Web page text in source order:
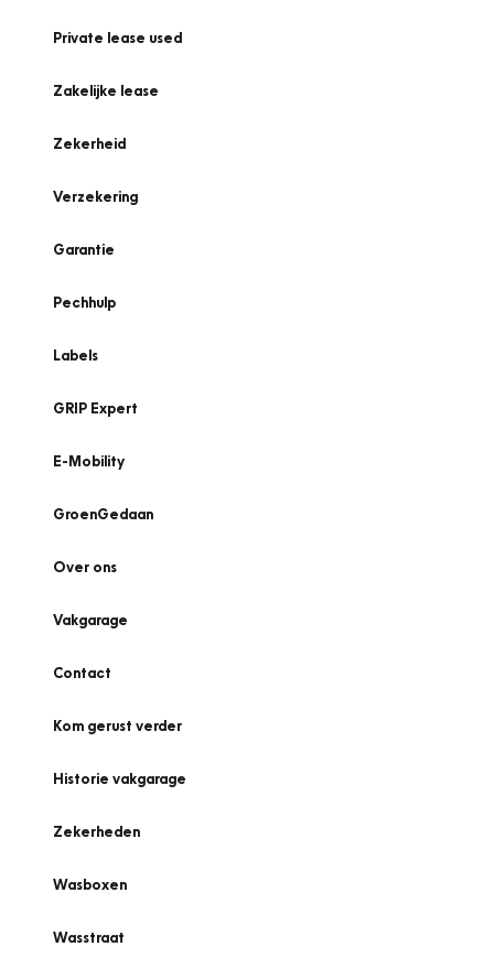
Private lease used
Zakelijke lease
Zekerheid
Verzekering
Garantie
Pechhulp
Labels
GRIP Expert
E-Mobility
GroenGedaan
Over ons
Vakgarage
Contact
Kom gerust verder
Historie vakgarage
Zekerheden
Wasboxen
Wasstraat